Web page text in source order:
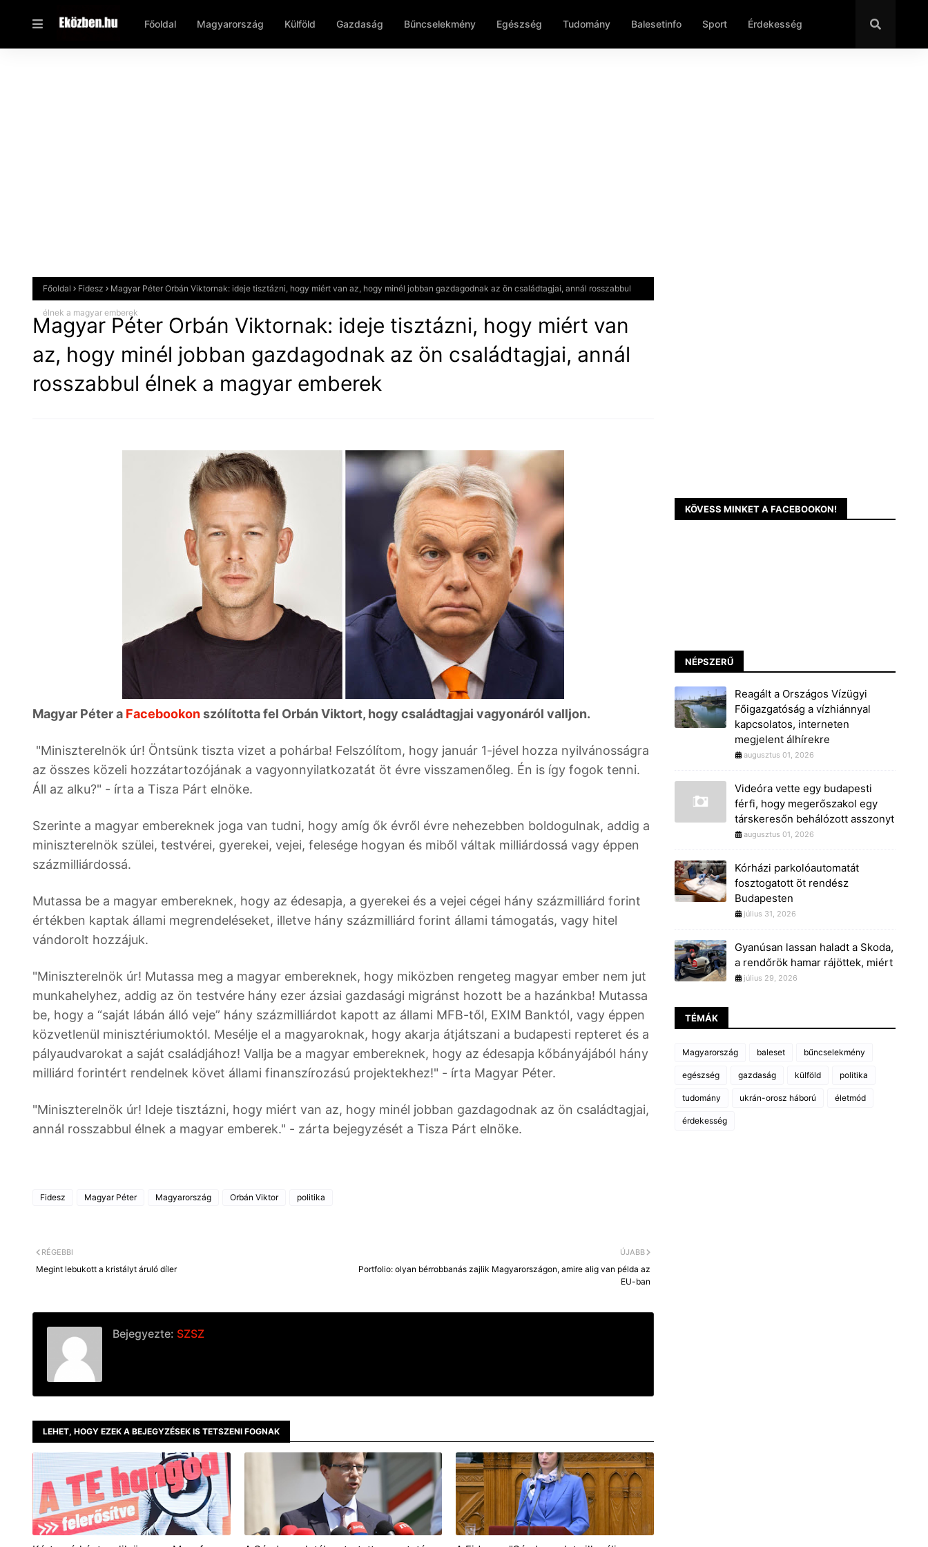
Főoldal Magyarország Külföld Gazdaság Bűncselekmény Egészség Tudomány Balesetinfo Sport Érdekesség
Főoldal Fidesz Magyar Péter Orbán Viktornak: ideje tisztázni, hogy miért van az, hogy minél jobban gazdagodnak az ön családtagjai, annál rosszabbul
élnek a magyar emberek
Magyar Péter Orbán Viktornak: ideje tisztázni, hogy miért van
az, hogy minél jobban gazdagodnak az ön családtagjai, annál
rosszabbul élnek a magyar emberek
Magyar Péter a Facebookonszólította fel Orbán Viktort, hogy családtagjai vagyonáról valljon.
"Miniszterelnök úr! Öntsünk tiszta vizet a pohárba! Felszólítom, hogy január 1-jével hozza nyilvánosságra
az összes közeli hozzátartozójának a vagyonnyilatkozatát öt évre visszamenőleg. Én is így fogok tenni.
Áll az alku?" - írta a Tisza Párt elnöke.
Szerinte a magyar embereknek joga van tudni, hogy amíg ők évről évre nehezebben boldogulnak, addig a
miniszterelnök szülei, testvérei, gyerekei, vejei, felesége hogyan és miből váltak milliárdossá vagy éppen
százmilliárdossá.
Mutassa be a magyar embereknek, hogy az édesapja, a gyerekei és a vejei cégei hány százmilliárd forint
értékben kaptak állami megrendeléseket, illetve hány százmilliárd forint állami támogatás, vagy hitel
vándorolt hozzájuk.
"Miniszterelnök úr! Mutassa meg a magyar embereknek, hogy miközben rengeteg magyar ember nem jut
munkahelyhez, addig az ön testvére hány ezer ázsiai gazdasági migránst hozott be a hazánkba! Mutassa
be, hogy a “saját lábán álló veje” hány százmilliárdot kapott az állami MFB-től, EXIM Banktól, vagy éppen
közvetlenül minisztériumoktól. Mesélje el a magyaroknak, hogy akarja átjátszani a budapesti repteret és a
pályaudvarokat a saját családjához! Vallja be a magyar embereknek, hogy az édesapja kőbányájából hány
milliárd forintért rendelnek követ állami finanszírozású projektekhez!" - írta Magyar Péter.
"Miniszterelnök úr! Ideje tisztázni, hogy miért van az, hogy minél jobban gazdagodnak az ön családtagjai,
annál rosszabbul élnek a magyar emberek." - zárta bejegyzését a Tisza Párt elnöke.
Fidesz Magyar Péter Magyarország Orbán Viktor politika
ÚJABB
Portfolio: olyan bérrobbanás zajlik Magyarországon, amire alig van példa az
EU-ban
RÉGEBBI
Megint lebukott a kristályt áruló díler
Bejegyezte: SZSZ
LEHET, HOGY EZEK A BEJEGYZÉSEK IS TETSZENI FOGNAK
KÖVESS MINKET A FACEBOOKON!
NÉPSZERŰ
Reagált a Országos Vízügyi
Főigazgatóság a vízhiánnyal
kapcsolatos, interneten
megjelent álhírekre
augusztus 01, 2026
Videóra vette egy budapesti
férfi, hogy megerőszakol egy
társkeresőn behálózott asszonyt
augusztus 01, 2026
Kórházi parkolóautomatát
fosztogatott öt rendész
Budapesten
július 31, 2026
Gyanúsan lassan haladt a Skoda,
a rendőrök hamar rájöttek, miért
július 29, 2026
TÉMÁK
Magyarország baleset bűncselekmény
egészség gazdaság külföld politika
tudomány ukrán-orosz háború életmód
érdekesség